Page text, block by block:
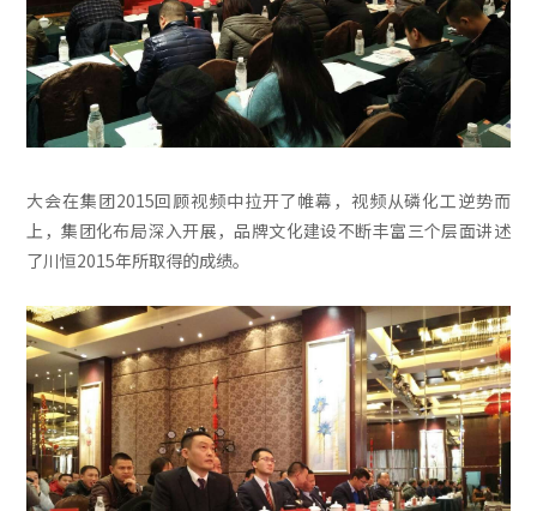
大会在集团2015回顾视频中拉开了帷幕，视频从磷化工逆势而
上，集团化布局深入开展，品牌文化建设不断丰富三个层面讲述
了川恒2015年所取得的成绩。